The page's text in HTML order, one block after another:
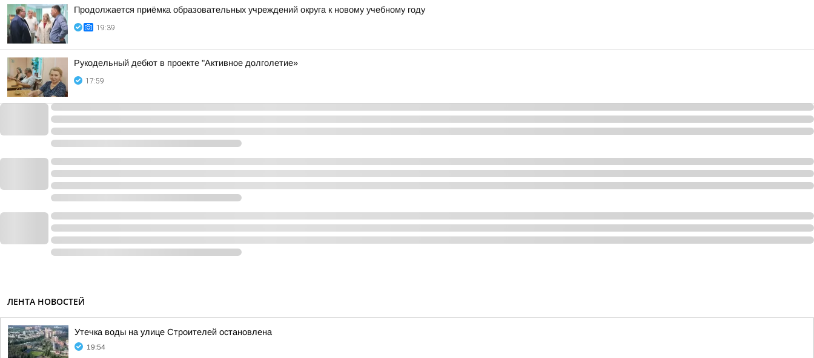
Продолжается приёмка образовательных учреждений округа к новому учебному году
19:39
Рукодельный дебют в проекте "Активное долголетие»
17:59
ЛЕНТА НОВОСТЕЙ
Утечка воды на улице Строителей остановлена
19:54